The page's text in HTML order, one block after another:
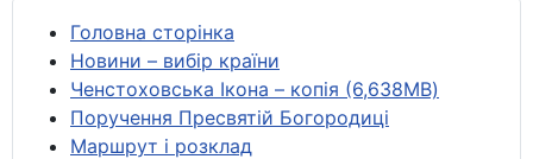
Головна сторінка
Новини – вибір країни
Ченстоховська Ікона – копія (6,638MB)
Поручення Пресвятій Богородиці
Маршрут і розклад